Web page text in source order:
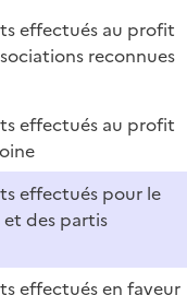
effectués au profit
reconnues
effectués au profit
effectués pour le
des partis
effectués en faveur